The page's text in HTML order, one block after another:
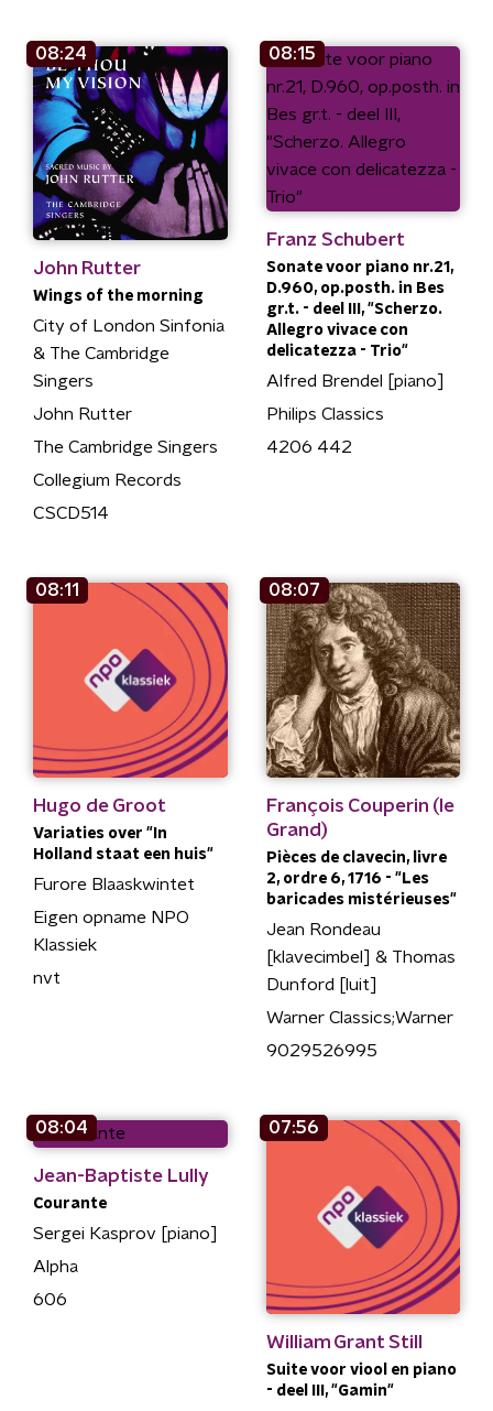
08:24
John Rutter
Wings of the morning
City of London Sinfonia
& The Cambridge
Singers
John Rutter
The Cambridge Singers
Collegium Records
CSCD514
08:15
Franz Schubert
Sonate voor piano nr.21,
D.960, op.posth. in Bes
gr.t. - deel III, "Scherzo.
Allegro vivace con
delicatezza - Trio"
Alfred Brendel [piano]
Philips Classics
4206 442
08:11
Hugo de Groot
Variaties over "In
Holland staat een huis"
Furore Blaaskwintet
Eigen opname NPO
Klassiek
nvt
08:07
François Couperin (le
Grand)
Pièces de clavecin, livre
2, ordre 6, 1716 - "Les
baricades mistérieuses"
Jean Rondeau
[klavecimbel] & Thomas
Dunford [luit]
Warner Classics;Warner
9029526995
08:04
Jean-Baptiste Lully
Courante
Sergei Kasprov [piano]
Alpha
606
07:56
William Grant Still
Suite voor viool en piano
- deel III, "Gamin"